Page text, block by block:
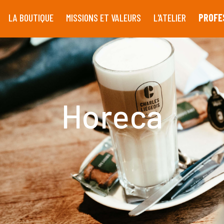
LA BOUTIQUE MISSIONS ET VALEURS L'ATELIER
Horeca